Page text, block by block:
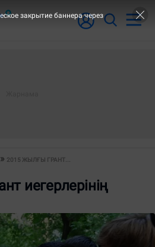
2015 ЖЫЛҒЫ ГРАНТ...
иегерлерінің
закрытие баннера через